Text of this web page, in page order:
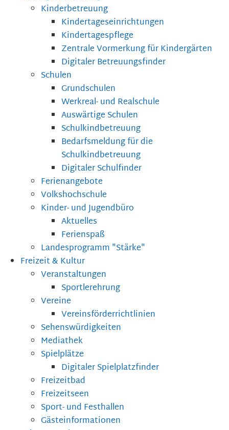
Kinderbetreuung
Kindertageseinrichtungen
Kindertagespflege
Zentrale Vormerkung für Kindergärten
Digitaler Betreuungsfinder
Schulen
Grundschulen
Werkreal- und Realschule
Auswärtige Schulen
Schulkindbetreuung
Bedarfsmeldung für die
Schulkindbetreuung
Digitaler Schulfinder
Ferienangebote
Volkshochschule
Kinder- und Jugendbüro
Aktuelles
Ferienspaß
Landesprogramm "Stärke"
Freizeit & Kultur
Veranstaltungen
Sportlerehrung
Vereine
Vereinsförderrichtlinien
Sehenswürdigkeiten
Mediathek
Spielplätze
Digitaler Spielplatzfinder
Freizeitbad
Freizeitseen
Sport- und Festhallen
Gästeinformationen